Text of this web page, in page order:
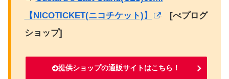
【NICOTICKET(ニコチケット)】
[べプログ
ショップ]
提供ショップの通販サイトはこちら！